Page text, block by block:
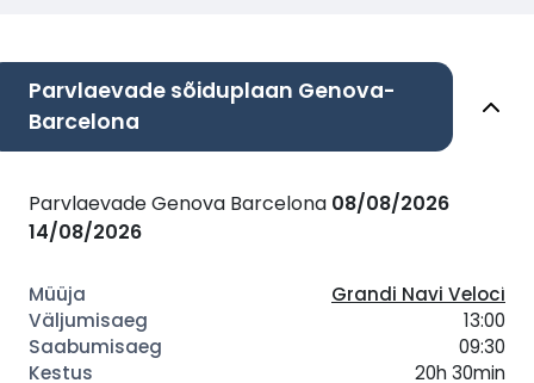
Parvlaevade sõiduplaan Genova-
Barcelona
Parvlaevade Genova Barcelona 08/08/2026
14/08/2026
Grandi Navi Veloci
13:00
09:30
20h 30min